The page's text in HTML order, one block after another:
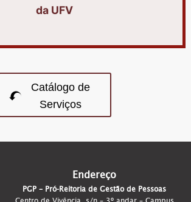
da UFV
Catálogo de
Serviços
Endereço
PGP – Pró-Reitoria de Gestão de Pessoas